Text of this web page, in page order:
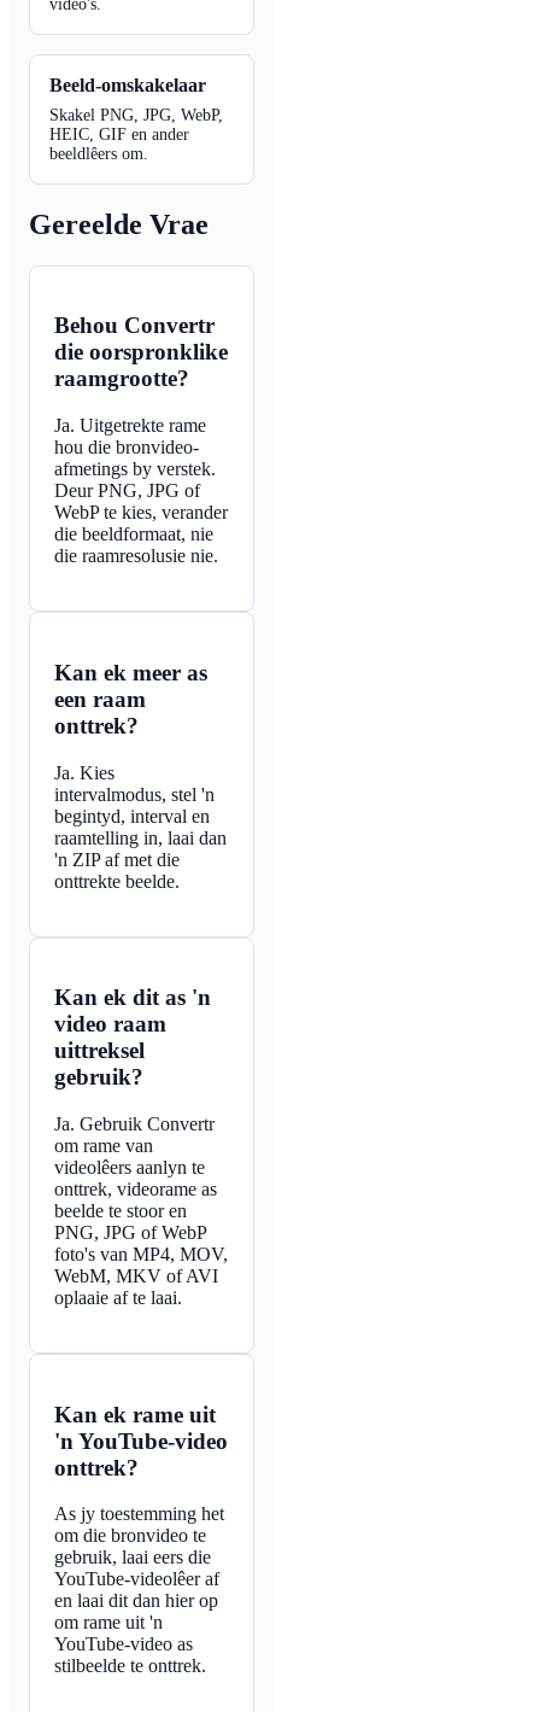
video's.
Beeld-omskakelaar
Skakel PNG, JPG, WebP,
HEIC, GIF en ander
beeldlêers om.
Gereelde Vrae
Behou Convertr
die oorspronklike
raamgrootte?
Ja. Uitgetrekte rame
hou die bronvideo-
afmetings by verstek.
Deur PNG, JPG of
WebP te kies, verander
die beeldformaat, nie
die raamresolusie nie.
Kan ek meer as
een raam
onttrek?
Ja. Kies
intervalmodus, stel 'n
begintyd, interval en
raamtelling in, laai dan
'n ZIP af met die
onttrekte beelde.
Kan ek dit as 'n
video raam
uittreksel
gebruik?
Ja. Gebruik Convertr
om rame van
videolêers aanlyn te
onttrek, videorame as
beelde te stoor en
PNG, JPG of WebP
foto's van MP4, MOV,
WebM, MKV of AVI
oplaaie af te laai.
Kan ek rame uit
'n YouTube-video
onttrek?
As jy toestemming het
om die bronvideo te
gebruik, laai eers die
YouTube-videolêer af
en laai dit dan hier op
om rame uit 'n
YouTube-video as
stilbeelde te onttrek.